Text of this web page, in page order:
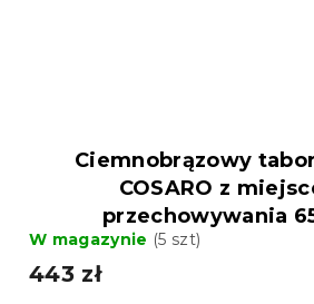
Ciemnobrązowy
COSARO z
przechowywania
W magazynie (5 szt)
443 zł